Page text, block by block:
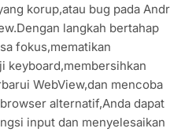
korup,atau bug pada
langkah bertahap
fokus,mematikan
keyboard,membersihkan
WebView,dan mencoba
alternatif,Anda dapat
input dan menyelesaikan